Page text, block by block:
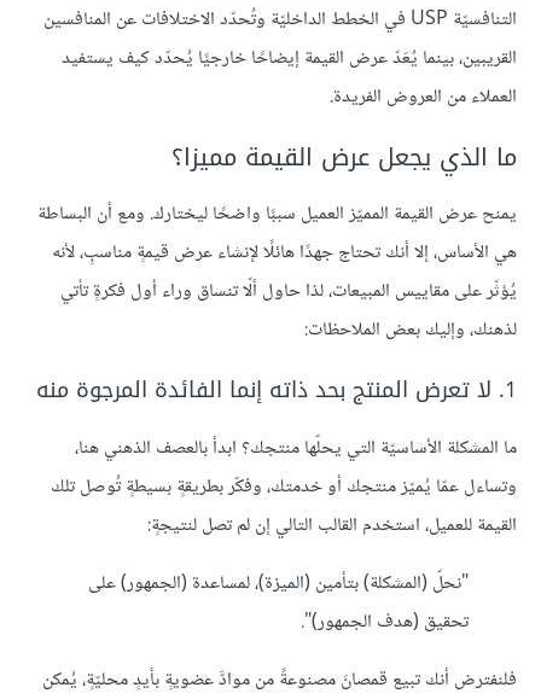
التنافسيّة USP في الخطط الداخليّة وتُحدّد الاختلافات عن المنافسين
القريبين، بينما يُعَدّ عرض القيمة إيضاحًا خارجيًا يُحدّد كيف يستفيد
العملاء من العروض الفريدة.
ما الذي يجعل عرض القيمة مميزا؟
يمنح عرض القيمة المميّز العميل سببًا واضحًا ليختارك. ومع أن البساطة
هي الأساس، إلا أنك تحتاج جهدًا هائلًا لإنشاء عرض قيمةٍ مناسبٍ، لأنه
يُؤثّر على مقاييس المبيعات، لذا حاول ألّا تنساق وراء أول فكرةٍ تأتي
لذهنك، وإليك بعض الملاحظات:
1. لا تعرض المنتج بحد ذاته إنما الفائدة المرجوة منه
ما المشكلة الأساسيّة التي يحلّها منتجك؟ ابدأ بالعصف الذهني هنا،
وتساءل عمّا يُميّز منتجك أو خدمتك، وفكّر بطريقةٍ بسيطةٍ تُوصل تلك
القيمة للعميل، استخدم القالب التالي إن لم تصل لنتيجةٍ:
"نحلّ (المشكلة) بتأمين (الميزة)، لمساعدة (الجمهور) على
تحقيق (هدف الجمهور)".
فلنفترض أنك تبيع قمصانَ مصنوعةً من موادَّ عضويةٍ بأيدٍ محليّةٍ، يُمكن